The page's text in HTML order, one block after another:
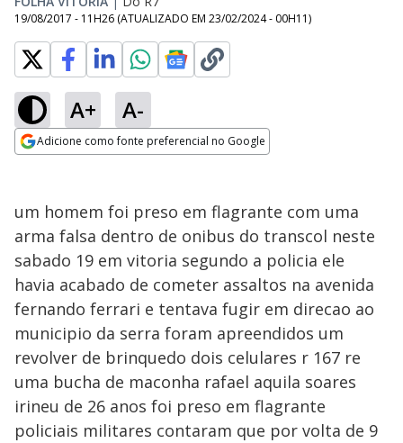
19/08/2017 - 11H26 (ATUALIZADO EM 23/02/2024 - 00H11)
A+ A-
Adicione como fonte preferencial no Google
um homem foi preso em flagrante com uma
arma falsa dentro de onibus do transcol neste
sabado 19 em vitoria segundo a policia ele
havia acabado de cometer assaltos na avenida
fernando ferrari e tentava fugir em direcao ao
municipio da serra foram apreendidos um
revolver de brinquedo dois celulares r 167 re
uma bucha de maconha rafael aquila soares
irineu de 26 anos foi preso em flagrante
policiais militares contaram que por volta de 9